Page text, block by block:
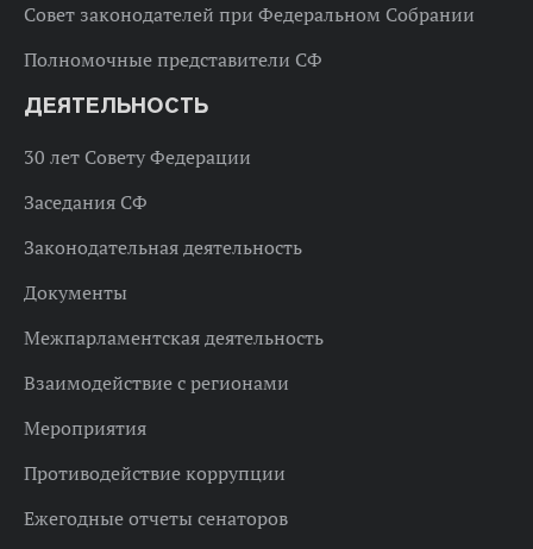
Совет законодателей при Федеральном Собрании
Полномочные представители СФ
ДЕЯТЕЛЬНОСТЬ
30 лет Совету Федерации
Заседания СФ
Законодательная деятельность
Документы
Межпарламентская деятельность
Взаимодействие с регионами
Мероприятия
Противодействие коррупции
Ежегодные отчеты сенаторов